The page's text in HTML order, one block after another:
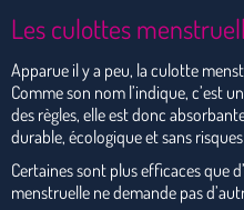
Les culottes
Apparue il y a peu, la culotte
Comme son nom l’indique, c’est
des règles, elle est donc
durable, écologique et sans
Certaines sont plus efficaces que
menstruelle ne demande pas